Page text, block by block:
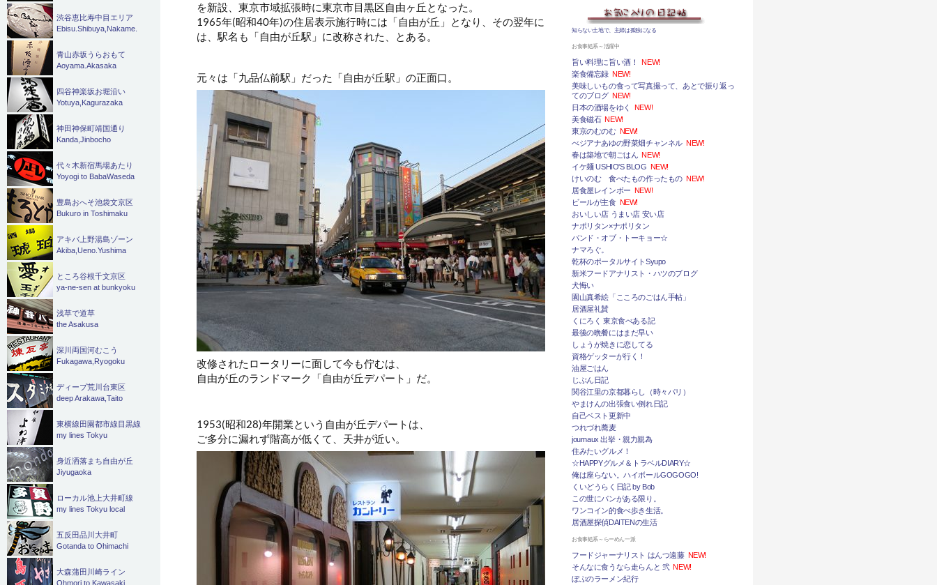
を新設、東京市域拡張時に東京市目黒区自由ヶ丘となった。
1965年(昭和40年)の住居表示施行時には「自由が丘」となり、その翌年に
は、駅名も「自由が丘駅」に改称された、とある。
元々は「九品仏前駅」だった「自由が丘駅」の正面口。
改修されたロータリーに面して今も佇むは、
自由が丘のランドマーク「自由が丘デパート」だ。
1953(昭和28)年開業という自由が丘デパートは、
ご多分に漏れず階高が低くて、天井が近い。
知らない土地で、主婦は孤独になる
お食事処系～活躍中
旨い料理に旨い酒！
NEW!
楽食備忘録 NEW!
美味しいもの食って写真撮って、あとで振り返っ
てのブログ NEW!
日本の酒場をゆく
NEW!
美食磁石 NEW!
東京のむのむ NEW!
べジアナあゆの野菜畑チャンネル NEW!
春は築地で朝ごはん NEW!
イケ麺 USHIO'S BLOG NEW!
けいのむ 食べたもの作ったもの NEW!
居食屋レインボー NEW!
ビールが主食 NEW!
おいしい店 うまい店 安い店
ナポリタン×ナポリタン
バンド・オブ・トーキョー☆
ナマろぐ。
乾杯のポータルサイトSyupo
新米フードアナリスト・ハツのブログ
犬悔い
園山真希絵「こころのごはん手帖」
居酒屋礼賛
くにろく 東京食べある記
最後の晩餐にはまだ早い
しょうが焼きに恋してる
資格ゲッターが行く！
油屋ごはん
じぶん日記
関谷江里の京都暮らし（時々パリ）
やまけんの出張食い倒れ日記
自己ベスト更新中
つれづれ蕎麦
journaux 出挙・親力親為
住みたいグルメ！
☆HAPPYグルメ＆トラベルDIARY☆
俺は座らない。ハイボールGOGOGO!
くいどうらく日記 by Bob
この世にパンがある限り。
ワンコイン的食べ歩き生活。
居酒屋探偵DAITENの生活
お食事処系～らーめん一派
フードジャーナリスト はんつ遠藤 NEW!
そんなに食うなら走らんと 弐 NEW!
ぼぶのラーメン紀行
渋谷恵比寿中目エリア
Ebisu.Shibuya,Nakame.
青山赤坂うらおもて
Aoyama.Akasaka
四谷神楽坂お堀沿い
Yotuya,Kagurazaka
神田神保町靖国通り
Kanda,Jinbocho
代々木新宿馬場あたり
Yoyogi to BabaWaseda
豊島おへそ池袋文京区
Bukuro in Toshimaku
アキバ上野湯島ゾーン
Akiba,Ueno.Yushima
ところ谷根千文京区
ya-ne-sen at bunkyoku
浅草で道草
the Asakusa
深川両国河むこう
Fukagawa,Ryogoku
ディープ荒川台東区
deep Arakawa,Taito
東横線田園都市線目黒線
my lines Tokyu
身近洒落まち自由が丘
Jiyugaoka
ローカル池上大井町線
my lines Tokyu local
五反田品川大井町
Gotanda to Ohimachi
大森蒲田川崎ライン
Ohmori to Kawasaki